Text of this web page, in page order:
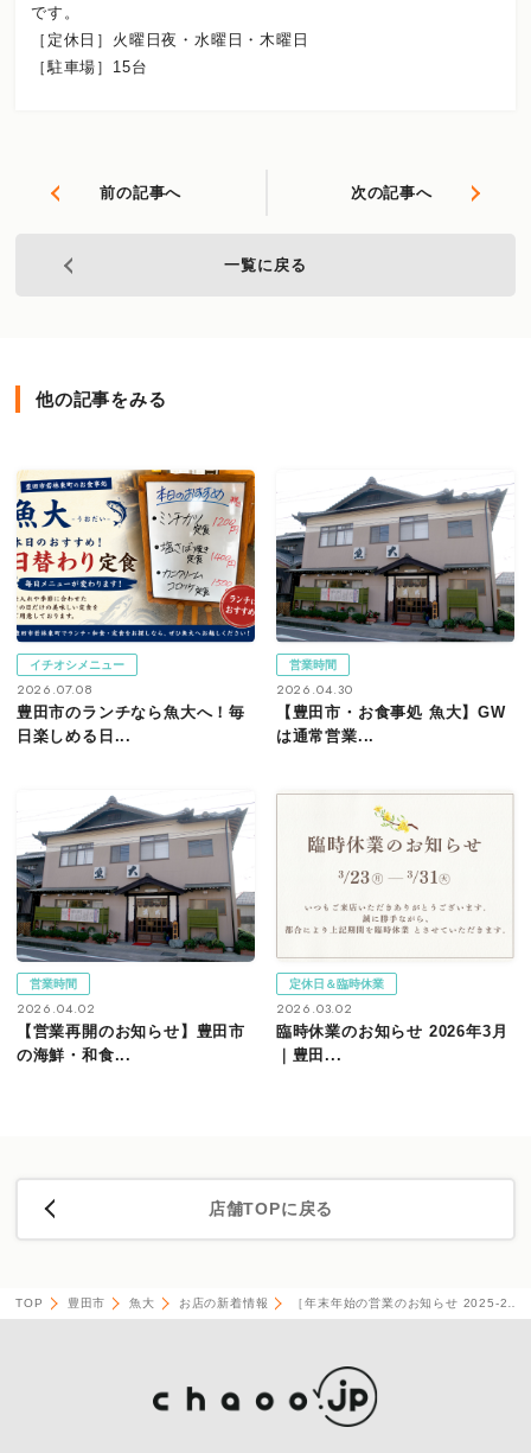
です。
［定休日］火曜日夜・水曜日・木曜日
［駐車場］15台
前の記事へ 次の記事へ
一覧に戻る
他の記事をみる
イチオシメニュー
2026.07.08
豊田市のランチなら魚大へ！毎
日楽しめる日...
営業時間
2026.04.30
【豊田市・お食事処 魚大】GW
は通常営業...
営業時間
2026.04.02
【営業再開のお知らせ】豊田市
の海鮮・和食...
定休日＆臨時休業
2026.03.02
臨時休業のお知らせ 2026年3月
｜豊田...
店舗TOPに戻る
TOP 豊田市 魚大 お店の新着情報 ［年末年始の営業のお知らせ 2025-2…